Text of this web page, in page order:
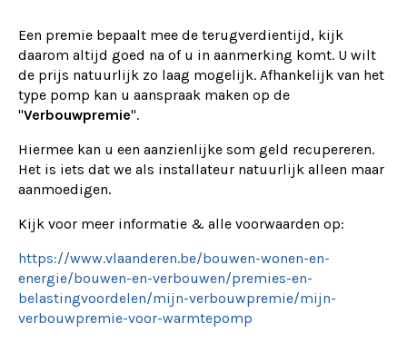
Een premie bepaalt mee de terugverdientijd, kijk
daarom altijd goed na of u in aanmerking komt. U wilt
de prijs natuurlijk zo laag mogelijk. Afhankelijk van het
type pomp kan u aanspraak maken op de
"Verbouwpremie".
Hiermee kan u een aanzienlijke som geld recupereren.
Het is iets dat we als installateur natuurlijk alleen maar
aanmoedigen.
Kijk voor meer informatie & alle voorwaarden op:
https://www.vlaanderen.be/bouwen-wonen-en-
energie/bouwen-en-verbouwen/premies-en-
belastingvoordelen/mijn-verbouwpremie/mijn-
verbouwpremie-voor-warmtepomp